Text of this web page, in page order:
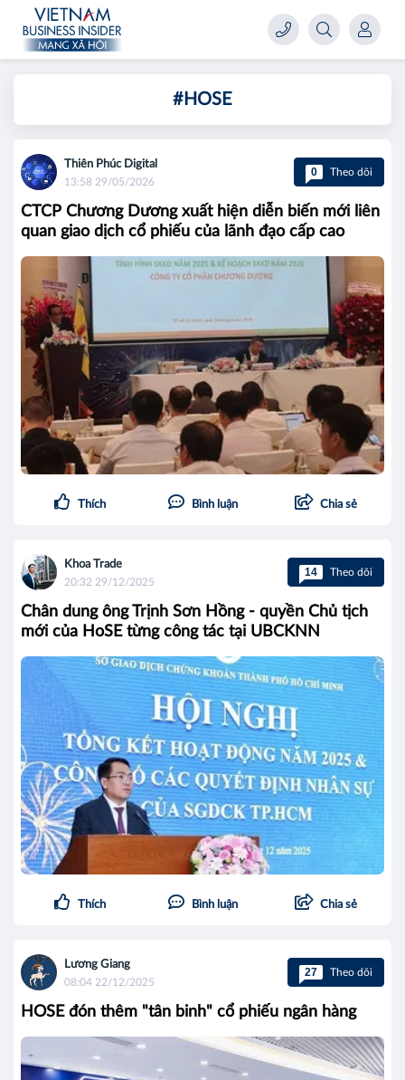
#HOSE
Thiên Phúc Digital
13:58 29/05/2026
0 Theo dõi
CTCP Chương Dương xuất hiện diễn biến mới liên
quan giao dịch cổ phiếu của lãnh đạo cấp cao
Thích Bình luận Chia sẻ
Khoa Trade
20:32 29/12/2025
14 Theo dõi
Chân dung ông Trịnh Sơn Hồng - quyền Chủ tịch
mới của HoSE từng công tác tại UBCKNN
Thích Bình luận Chia sẻ
Lương Giang
08:04 22/12/2025
27 Theo dõi
HOSE đón thêm "tân binh" cổ phiếu ngân hàng